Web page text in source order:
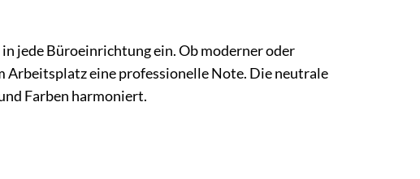
jede Büroeinrichtung ein. Ob moderner oder
Arbeitsplatz eine professionelle Note. Die neutrale
Farben harmoniert.